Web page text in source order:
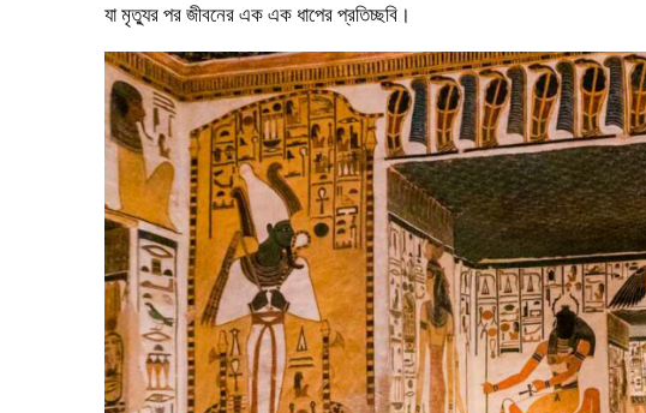
যা মৃত্যুর পর জীবনের এক এক ধাপের প্রতিচ্ছবি।